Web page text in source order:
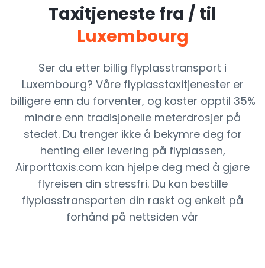
Taxitjeneste fra / til
Luxembourg
Ser du etter billig flyplasstransport i
Luxembourg? Våre flyplasstaxitjenester er
billigere enn du forventer, og koster opptil 35%
mindre enn tradisjonelle meterdrosjer på
stedet. Du trenger ikke å bekymre deg for
henting eller levering på flyplassen,
Airporttaxis.com kan hjelpe deg med å gjøre
flyreisen din stressfri. Du kan bestille
flyplasstransporten din raskt og enkelt på
forhånd på nettsiden vår